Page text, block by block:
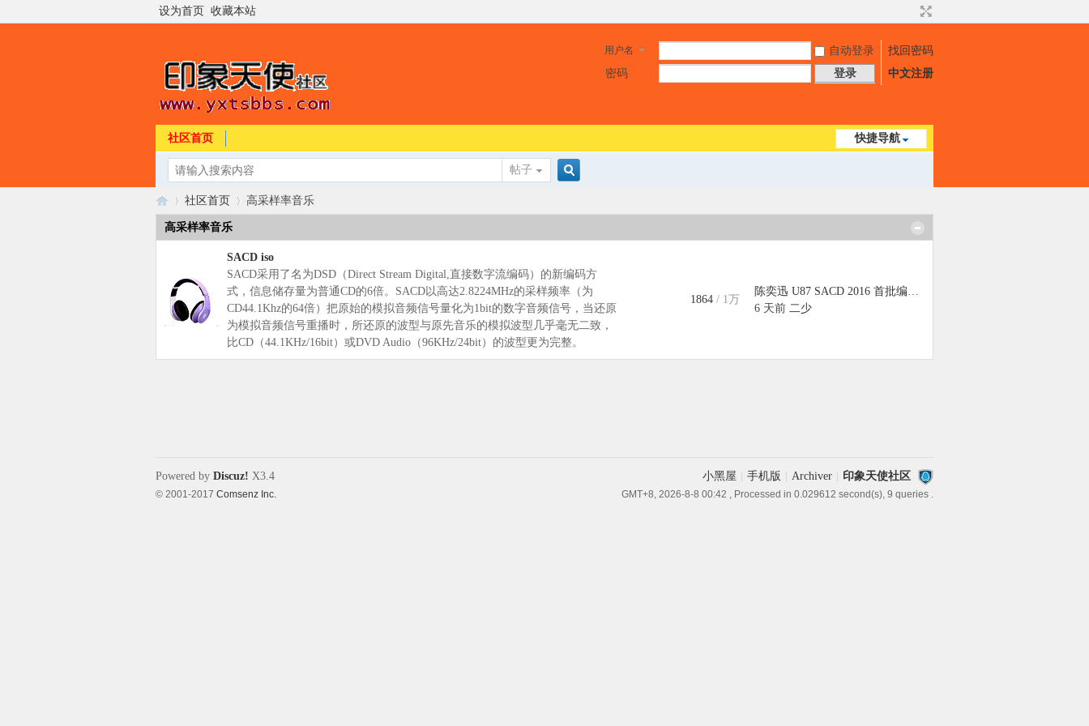
设为首页 收藏本站
用户名 自动登录
找回密码
密码
登录 中文注册
快捷导航
社区首页
帖子
社区首页
›
高采样率音乐
高采样率音乐
SACD iso
SACD采用了名为DSD（Direct Stream Digital,直接数字流编码）的新编码方
式，信息储存量为普通CD的6倍。SACD以高达2.8224MHz的采样频率（为
CD44.1Khz的64倍）把原始的模拟音频信号量化为1bit的数字音频信号，当还原
为模拟音频信号重播时，所还原的波型与原先音乐的模拟波型几乎毫无二致，
比CD（44.1KHz/16bit）或DVD Audio（96KHz/24bit）的波型更为完整。
1864 / 1万
陈奕迅 U87 SACD 2016 首批编号 ...
6 天前 二少
小黑屋 手机版 Archiver 印象天使社区
GMT+8, 2026-8-8 00:42 , Processed in 0.029612 second(s), 9 queries .
Powered by Discuz! X3.4
© 2001-2017 Comsenz Inc.